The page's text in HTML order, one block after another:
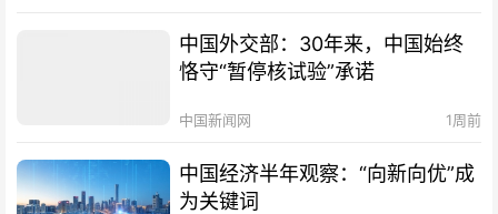
中国外交部：30年来，中国始终
恪守“暂停核试验”承诺
中国新闻网 1周前
中国经济半年观察：“向新向优”成
为关键词